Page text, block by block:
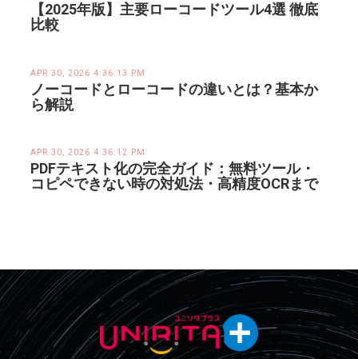
【2025年版】主要ローコードツール4選 徹底
比較
APR 30, 2026 4:36:13 PM
ノーコードとローコードの違いとは？基本か
ら解説
APR 30, 2026 4:36:12 PM
PDFテキスト化の完全ガイド：無料ツール・
コピペできない時の対処法・高精度OCRまで